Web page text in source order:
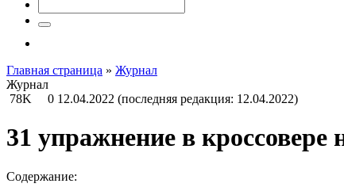
Главная страница » Журнал
Журнал
78K
0 12.04.2022 (последняя редакция: 12.04.2022)
31 упражнение в
Содержание: